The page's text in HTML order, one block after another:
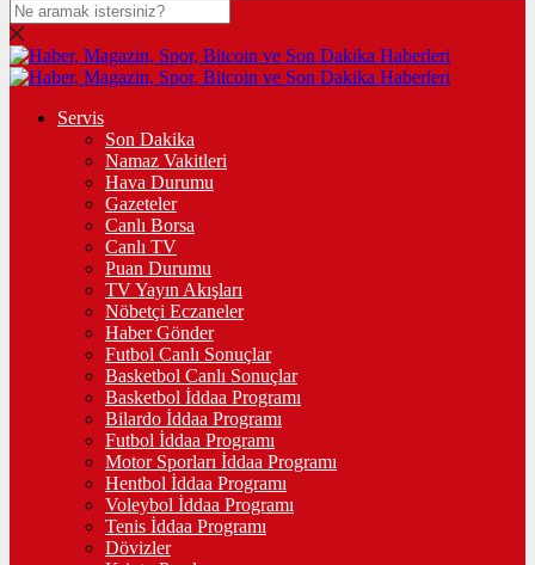
Servis
Son Dakika
Namaz Vakitleri
Hava Durumu
Gazeteler
Canlı Borsa
Canlı TV
Puan Durumu
TV Yayın Akışları
Nöbetçi Eczaneler
Haber Gönder
Futbol Canlı Sonuçlar
Basketbol Canlı Sonuçlar
Basketbol İddaa Programı
Bilardo İddaa Programı
Futbol İddaa Programı
Motor Sporları İddaa Programı
Hentbol İddaa Programı
Voleybol İddaa Programı
Tenis İddaa Programı
Dövizler